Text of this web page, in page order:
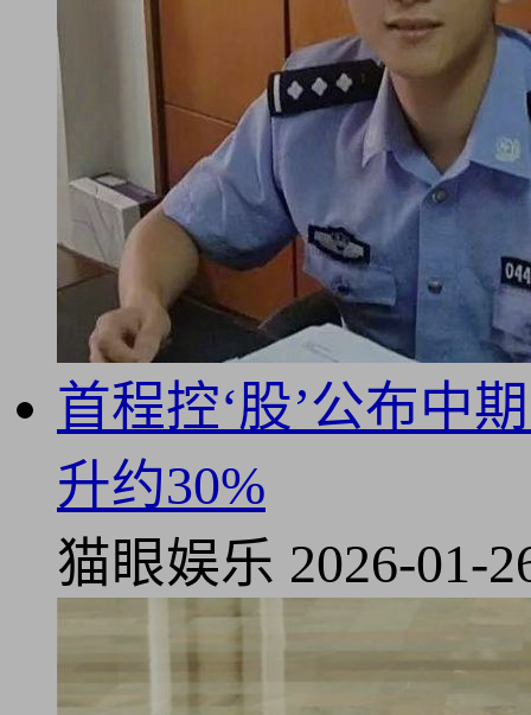
首程控‘股’公布中
升约30%
猫眼娱乐 2026-01-